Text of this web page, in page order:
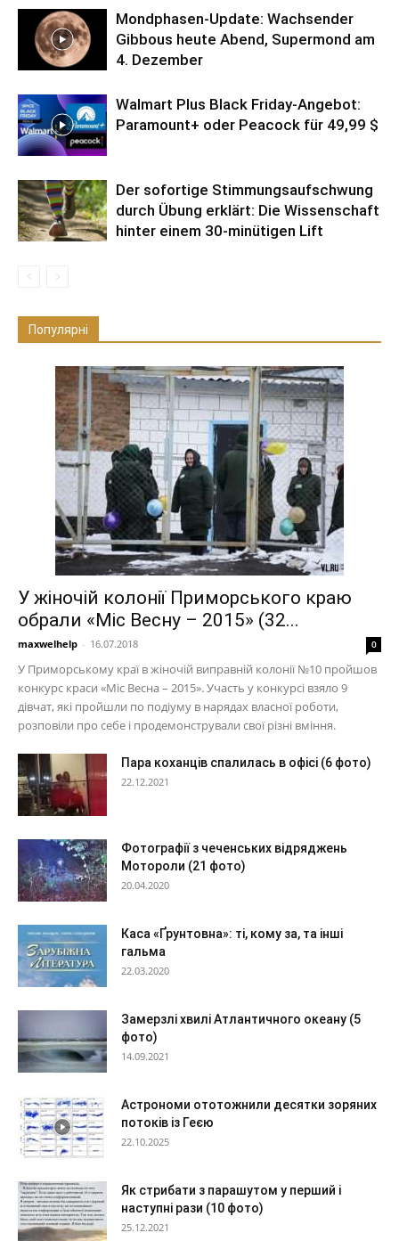
Mondphasen-Update: Wachsender
Gibbous heute Abend, Supermond am
4. Dezember
Walmart Plus Black Friday-Angebot:
Paramount+ oder Peacock für 49,99 $
Der sofortige Stimmungsaufschwung
durch Übung erklärt: Die Wissenschaft
hinter einem 30-minütigen Lift
Популярні
У жіночій колонії Приморського краю
обрали «Міс Весну – 2015» (32...
maxwelhelp - 16.07.2018 0
У Приморському краї в жіночій виправній колонії №10 пройшов
конкурс краси «Міс Весна – 2015». Участь у конкурсі взяло 9
дівчат, які пройшли по подіуму в нарядах власної роботи,
розповіли про себе і продемонстрували свої різні вміння.
Пара коханців спалилась в офісі (6 фото)
22.12.2021
Фотографії з чеченських відряджень
Мотороли (21 фото)
20.04.2020
Каса «Ґрунтовна»: ті, кому за, та інші
гальма
22.03.2020
Замерзлі хвилі Атлантичного океану (5
фото)
14.09.2021
Астрономи ототожнили десятки зоряних
потоків із Геєю
22.10.2025
Як стрибати з парашутом у перший і
наступні рази (10 фото)
25.12.2021